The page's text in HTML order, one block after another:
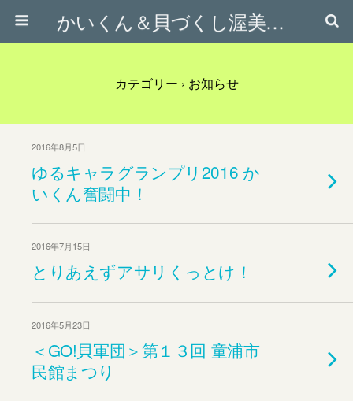
かいくん＆貝づくし渥美応援隊オフィシャルサイト
カテゴリー › お知らせ
2016年8月5日
ゆるキャラグランプリ2016 か
いくん奮闘中！
2016年7月15日
とりあえずアサリくっとけ！
2016年5月23日
＜GO!貝軍団＞第１３回 童浦市
民館まつり